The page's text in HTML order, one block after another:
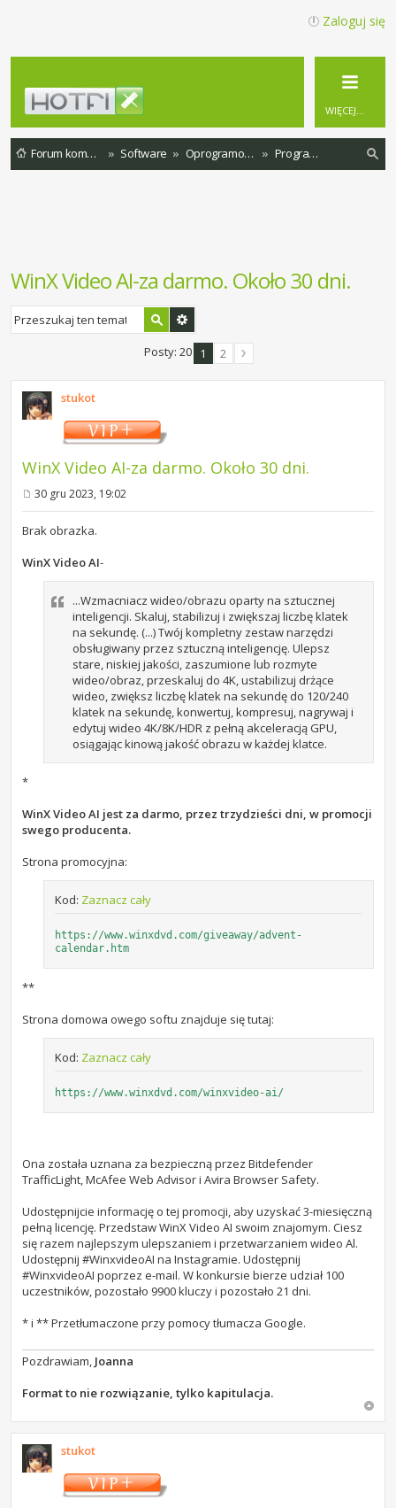
Zaloguj się
WIĘCEJ…
Forum komputerowe Software Oprogramowanie
Programy za free
WinX Video AI-za darmo. Około 30 dni.
Posty: 20 1 2
stukot
WinX Video AI-za darmo. Około 30 dni.
o
s
30 gru 2023, 19:02
Brak obrazka.
WinX Video AI-
...Wzmacniacz wideo/obrazu oparty na sztucznej
inteligencji. Skaluj, stabilizuj i zwiększaj liczbę klatek
na sekundę. (...) Twój kompletny zestaw narzędzi
obsługiwany przez sztuczną inteligencję. Ulepsz
stare, niskiej jakości, zaszumione lub rozmyte
wideo/obraz, przeskaluj do 4K, ustabilizuj drżące
wideo, zwiększ liczbę klatek na sekundę do 120/240
klatek na sekundę, konwertuj, kompresuj, nagrywaj i
edytuj wideo 4K/8K/HDR z pełną akceleracją GPU,
osiągając kinową jakość obrazu w każdej klatce.
*
WinX Video AI jest za darmo, przez trzydzieści dni, w promocji
swego producenta.
Strona promocyjna:
Kod: Zaznacz cały
https://www.winxdvd.com/giveaway/advent-
calendar.htm
**
Strona domowa owego softu znajduje się tutaj:
Kod: Zaznacz cały
https://www.winxdvd.com/winxvideo-ai/
Ona została uznana za bezpieczną przez Bitdefender
TrafficLight, McAfee Web Advisor i Avira Browser Safety.
Udostępnijcie informację o tej promocji, aby uzyskać 3-miesięczną
pełną licencję. Przedstaw WinX Video AI swoim znajomym. Ciesz
się razem najlepszym ulepszaniem i przetwarzaniem wideo Al.
Udostępnij #WinxvideoAI na Instagramie. Udostępnij
#WinxvideoAI poprzez e-mail. W konkursie bierze udział 100
uczestników, pozostało 9900 kluczy i pozostało 21 dni.
* i ** Przetłumaczone przy pomocy tłumacza Google.
Pozdrawiam, Joanna
Format to nie rozwiązanie, tylko kapitulacja.
stukot